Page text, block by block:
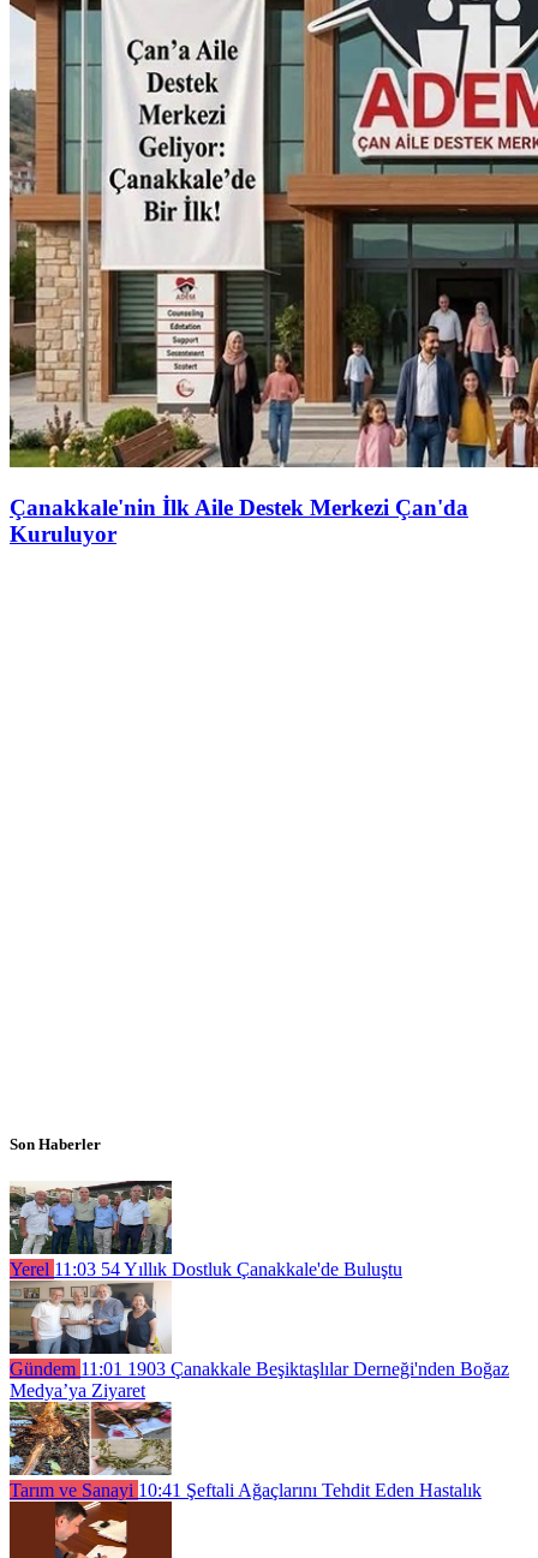
Çanakkale'nin İlk Aile Destek Merkezi Çan'da
Kuruluyor
Son Haberler
Yerel 11:03 54 Yıllık Dostluk Çanakkale'de Buluştu
Gündem 11:01 1903 Çanakkale Beşiktaşlılar Derneği'nden Boğaz
Medya’ya Ziyaret
Tarım ve Sanayi 10:41 Şeftali Ağaçlarını Tehdit Eden Hastalık